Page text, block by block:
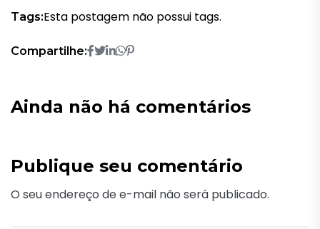
Tags:Esta postagem não possui tags.
Compartilhe:
Ainda não há comentários
Publique seu comentário
O seu endereço de e-mail não será publicado.